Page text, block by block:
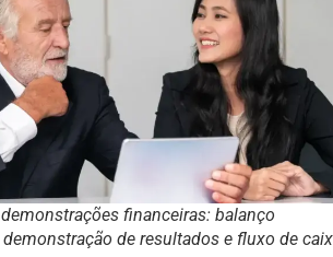
financeiras: balanço
de resultados e fluxo de